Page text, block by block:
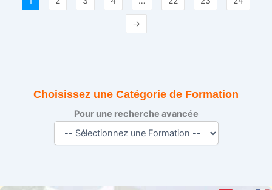
→
Choisissez une Catégorie de Formation
Pour une recherche avancée